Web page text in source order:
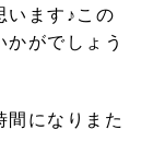
います♪この
がでしょう
間になりまた